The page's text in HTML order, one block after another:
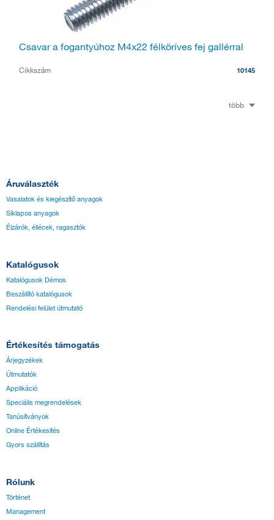
Csavar a fogantyúhoz M4x22 félköríves fej gallérral
Cikkszám 10145
több
Áruválaszték
Vasalatok és kiegészítő anyagok
Síklapos anyagok
Élzárók, éllécek, ragasztók
Katalógusok
Katalógusok Démos
Beszállító katalógusok
Rendelési felület útmutató
Értékesítés támogatás
Árjegyzékek
Útmutatók
Applikáció
Speciális megrendelések
Tanúsítványok
Online Értékesítés
Gyors szállítás
Rólunk
Történet
Management